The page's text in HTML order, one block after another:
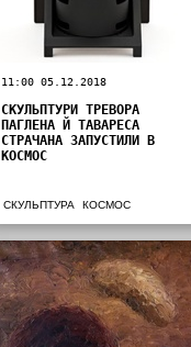
11:00 05.12.2018
СКУЛЬПТУРИ ТРЕВОРА
ПАГЛЕНА Й ТАВАРЕСА
СТРАЧАНА ЗАПУСТИЛИ В
КОСМОС
СКУЛЬПТУРА КОСМОС